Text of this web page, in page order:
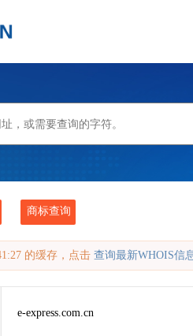
商标查询
的缓存，点击 查询最新WHOIS信
e-express.com.cn